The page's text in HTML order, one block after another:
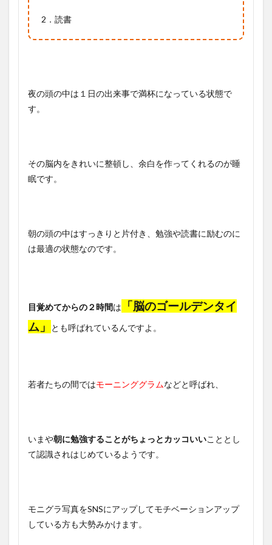
2．読書
夜の頭の中は１日の出来事で満杯になっている状態で
す。
その脳内をきれいに整頓し、余白を作ってくれるのが睡
眠です。
朝の頭の中はすっきりと片付き、勉強や読書に励むのに
は最適の状態なのです。
目覚めてからの２時間は
「脳のゴールデンタイ
ム」
とも呼ばれているんですよ。
若者たちの間ではモーニンググラムなどと呼ばれ、
いまや朝に勉強することがちょっとカッコいいこととし
て認識されはじめているようです。
モニグラ写真をSNSにアップしてモチベーションアップ
している方も大勢みかけます。